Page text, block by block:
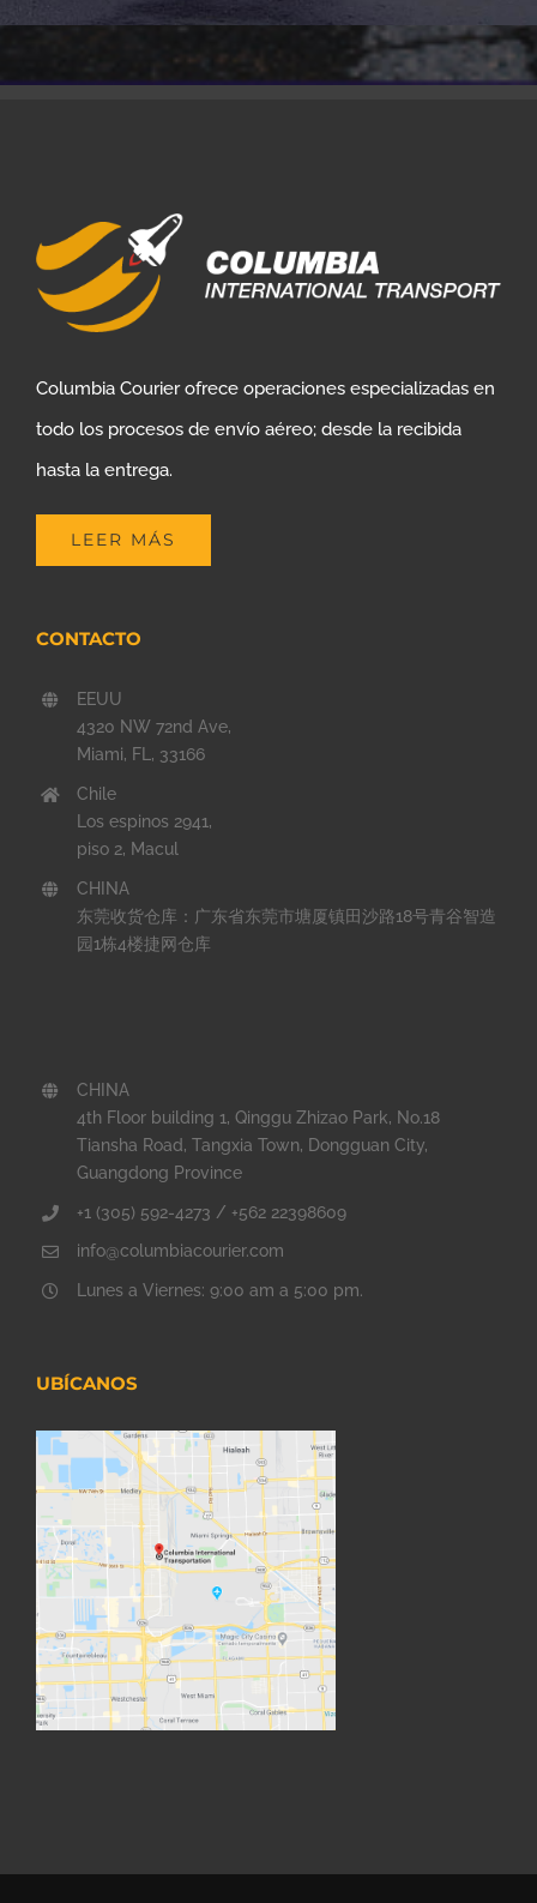
Columbia Courier ofrece operaciones especializadas en
todo los procesos de envío aéreo; desde la recibida
hasta la entrega.
LEER MÁS
CONTACTO
EEUU
4320 NW 72nd Ave,
Miami, FL, 33166
Chile
Los espinos 2941,
piso 2, Macul
CHINA
东莞收货仓库：广东省东莞市塘厦镇田沙路18号青谷智造
园1栋4楼捷网仓库
CHINA
4th Floor building 1, Qinggu Zhizao Park, No.18
Tiansha Road, Tangxia Town, Dongguan City,
Guangdong Province
+1 (305) 592-4273 / +562 22398609
info@columbiacourier.com
Lunes a Viernes: 9:00 am a 5:00 pm.
UBÍCANOS